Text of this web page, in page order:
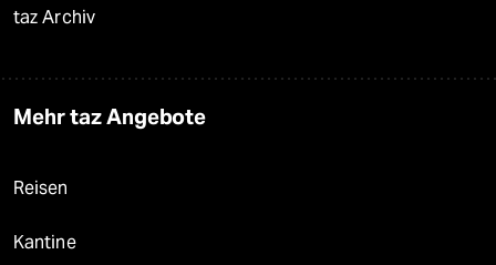
taz Archiv
Mehr taz Angebote
Reisen
Kantine